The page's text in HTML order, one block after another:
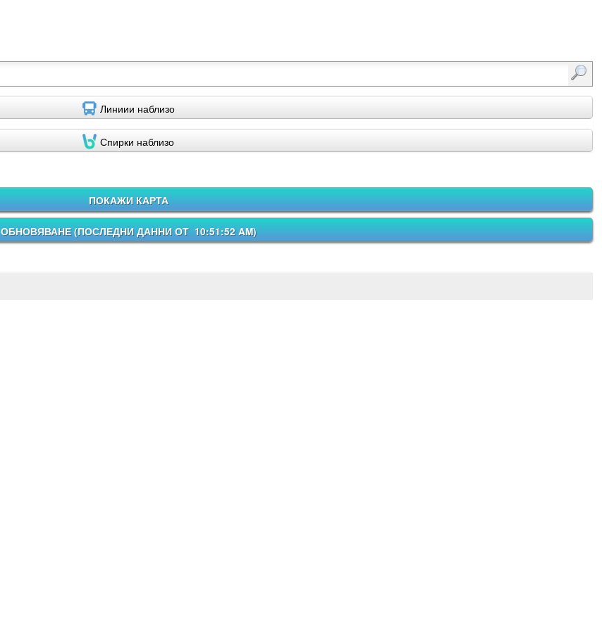
Линиии наблизо
Спирки наблизо
ПОКАЖИ КАРТА
ОБНОВЯВАНЕ (ПОСЛЕДНИ ДАННИ ОТ 10:51:52 AM)